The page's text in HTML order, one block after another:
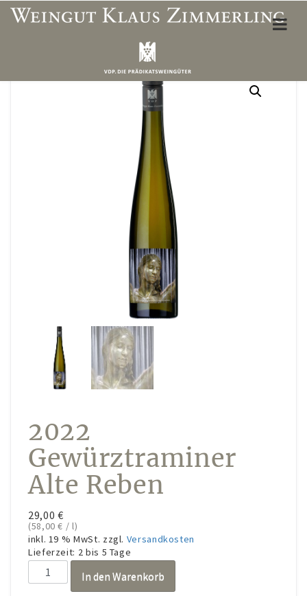
Öffnungszeiten Vinothek
Unterkünfte & Restaurants
Konto-Details
Bestellungen
Versand & Lieferung
Rückgabe & Umtausch
Widerrufsrecht
AGB
Datenschutzerklärung
VERANSTALTUNGEN/KONZERTE
Offene Weinbergs- und Kräuterwanderungen
individuell geplante Weinbergsführungen
2022
Gewürztraminer
Alte Reben
29,00 €
(58,00€ /l)
inkl. 19 % MwSt. zzgl. Versandkosten
Lieferzeit: 2 bis 5 Tage
2022
GewürztraminerIn den Warenkorb